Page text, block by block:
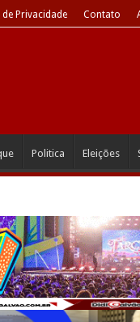
de Privacidade Contato
Politica Eleições